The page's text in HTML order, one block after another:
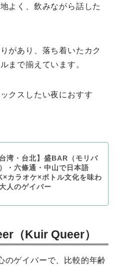
よく、飲みながら話した
があり、落ち着いたカク
まで揃えています。
クスしたい夜におすす
台湾・台北】盛BAR（モリバ
・六條通・中山で日本語
カラオケ×ボトル文化を味わ
人のゲイバー
（Kuir Queer）
のゲイバーで、比較的年齢